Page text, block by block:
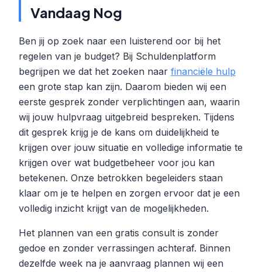
Vandaag Nog
Ben jij op zoek naar een luisterend oor bij het
regelen van je budget? Bij Schuldenplatform
begrijpen we dat het zoeken naar financiële hulp
een grote stap kan zijn. Daarom bieden wij een
eerste gesprek zonder verplichtingen aan, waarin
wij jouw hulpvraag uitgebreid bespreken. Tijdens
dit gesprek krijg je de kans om duidelijkheid te
krijgen over jouw situatie en volledige informatie te
krijgen over wat budgetbeheer voor jou kan
betekenen. Onze betrokken begeleiders staan
klaar om je te helpen en zorgen ervoor dat je een
volledig inzicht krijgt van de mogelijkheden.
Het plannen van een gratis consult is zonder
gedoe en zonder verrassingen achteraf. Binnen
dezelfde week na je aanvraag plannen wij een